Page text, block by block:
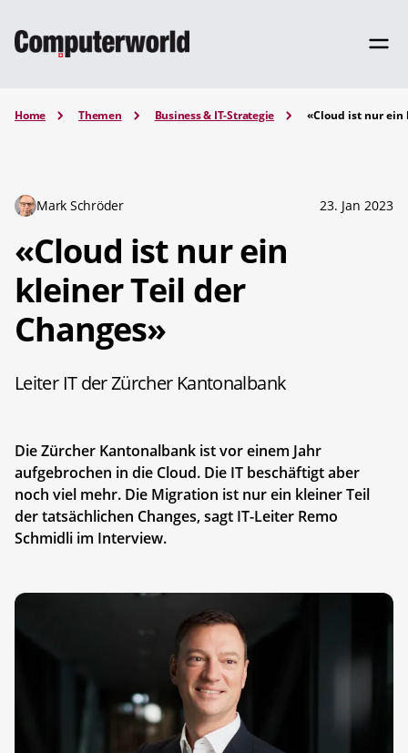
Home Themen Business & IT-Strategie «Cloud ist nur ein
Mark Schröder 23. Jan 2023
«Cloud ist nur ein
kleiner Teil der
Changes»
Leiter IT der Zürcher Kantonalbank
Die Zürcher Kantonalbank ist vor einem Jahr
aufgebrochen in die Cloud. Die IT beschäftigt aber
noch viel mehr. Die Migration ist nur ein kleiner Teil
der tatsächlichen Changes, sagt IT-Leiter Remo
Schmidli im Interview.